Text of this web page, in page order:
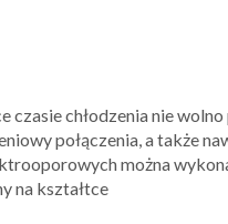
czasie chłodzenia nie
połączenia, a także
można
na kształtce